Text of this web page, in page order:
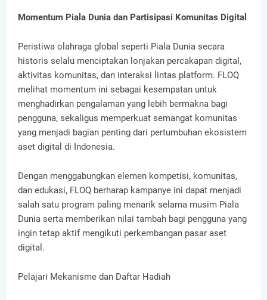
Momentum Piala Dunia dan Partisipasi Komunitas Digital
Peristiwa olahraga global seperti Piala Dunia secara
historis selalu menciptakan lonjakan percakapan digital,
aktivitas komunitas, dan interaksi lintas platform. FLOQ
melihat momentum ini sebagai kesempatan untuk
menghadirkan pengalaman yang lebih bermakna bagi
pengguna, sekaligus memperkuat semangat komunitas
yang menjadi bagian penting dari pertumbuhan ekosistem
aset digital di Indonesia.
Dengan menggabungkan elemen kompetisi, komunitas,
dan edukasi, FLOQ berharap kampanye ini dapat menjadi
salah satu program paling menarik selama musim Piala
Dunia serta memberikan nilai tambah bagi pengguna yang
ingin tetap aktif mengikuti perkembangan pasar aset
digital.
Pelajari Mekanisme dan Daftar Hadiah